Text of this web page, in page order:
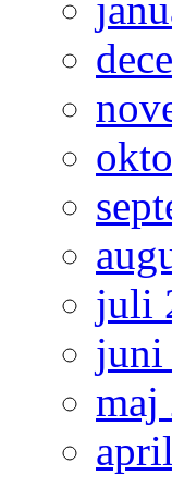
juli
juni
maj